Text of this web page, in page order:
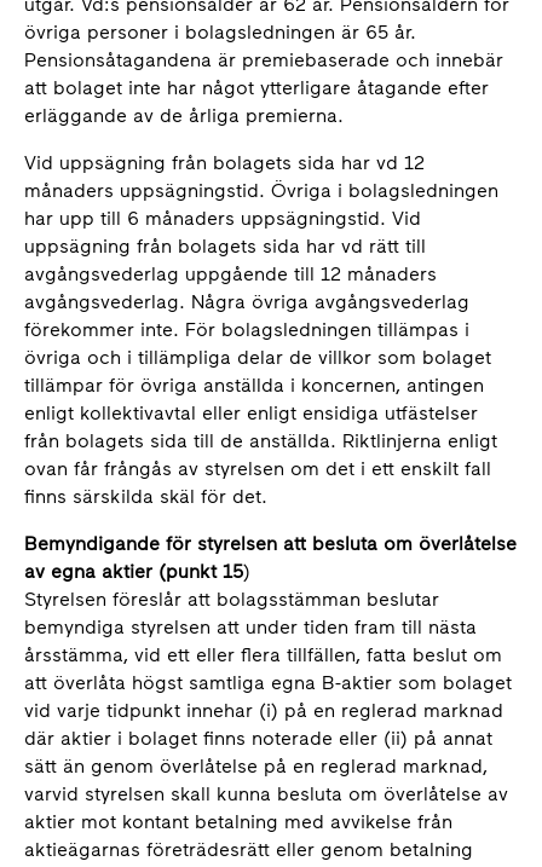
övriga personer i bolagsledningen är 65 år.
Pensionsåtagandena är premiebaserade och innebär
att bolaget inte har något ytterligare åtagande efter
erläggande av de årliga premierna.
Vid uppsägning från bolagets sida har vd 12
månaders uppsägningstid. Övriga i bolagsledningen
har upp till 6 månaders uppsägningstid. Vid
uppsägning från bolagets sida har vd rätt till
avgångsvederlag uppgående till 12 månaders
avgångsvederlag. Några övriga avgångsvederlag
förekommer inte. För bolagsledningen tillämpas i
övriga och i tillämpliga delar de villkor som bolaget
tillämpar för övriga anställda i koncernen, antingen
enligt kollektivavtal eller enligt ensidiga utfästelser
från bolagets sida till de anställda. Riktlinjerna enligt
ovan får frångås av styrelsen om det i ett enskilt fall
finns särskilda skäl för det.
Bemyndigande för styrelsen att besluta om överlåtelse
av egna aktier (punkt 15)
Styrelsen föreslår att bolagsstämman beslutar
bemyndiga styrelsen att under tiden fram till nästa
årsstämma, vid ett eller flera tillfällen, fatta beslut om
att överlåta högst samtliga egna B-aktier som bolaget
vid varje tidpunkt innehar (i) på en reglerad marknad
där aktier i bolaget finns noterade eller (ii) på annat
sätt än genom överlåtelse på en reglerad marknad,
varvid styrelsen skall kunna besluta om överlåtelse av
aktier mot kontant betalning med avvikelse från
aktieägarnas företrädesrätt eller genom betalning